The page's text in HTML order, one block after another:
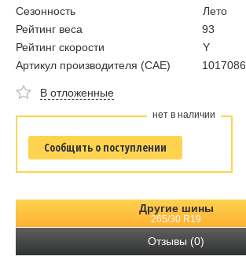
Сезонность
Лето
Рейтинг веса
93
Рейтинг скорости
Y
Артикул производителя (CAE)
1017086
В отложенные
нет в наличии
Сообщить о поступлении
Другие шины
265/30 R19
Отзывы (0)